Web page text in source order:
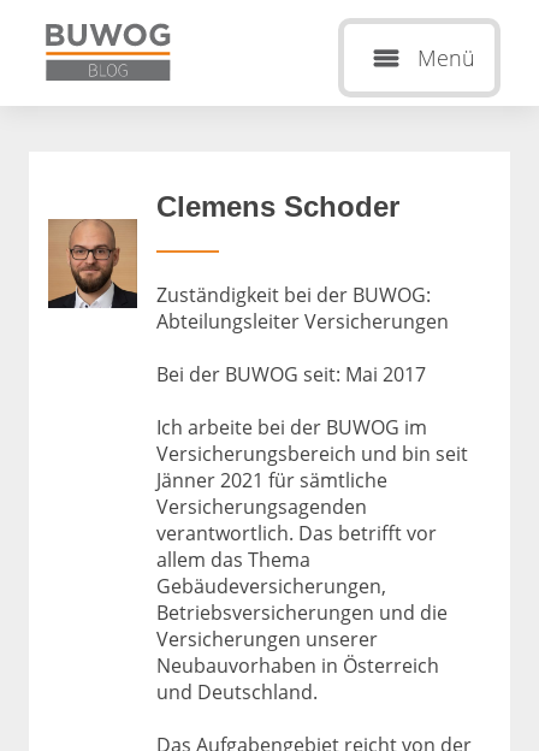
Menü
Clemens Schoder
Zuständigkeit bei der BUWOG:
Abteilungsleiter Versicherungen
Bei der BUWOG seit: Mai 2017
Ich arbeite bei der BUWOG im
Versicherungsbereich und bin seit
Jänner 2021 für sämtliche
Versicherungsagenden
verantwortlich. Das betrifft vor
allem das Thema
Gebäudeversicherungen,
Betriebsversicherungen und die
Versicherungen unserer
Neubauvorhaben in Österreich
und Deutschland.
Das Aufgabengebiet reicht von der